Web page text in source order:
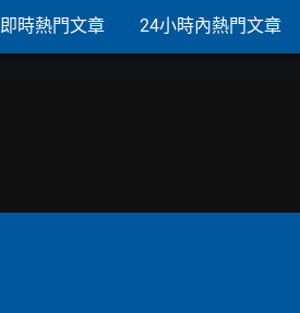
即時熱門文章 24小時內熱門文章